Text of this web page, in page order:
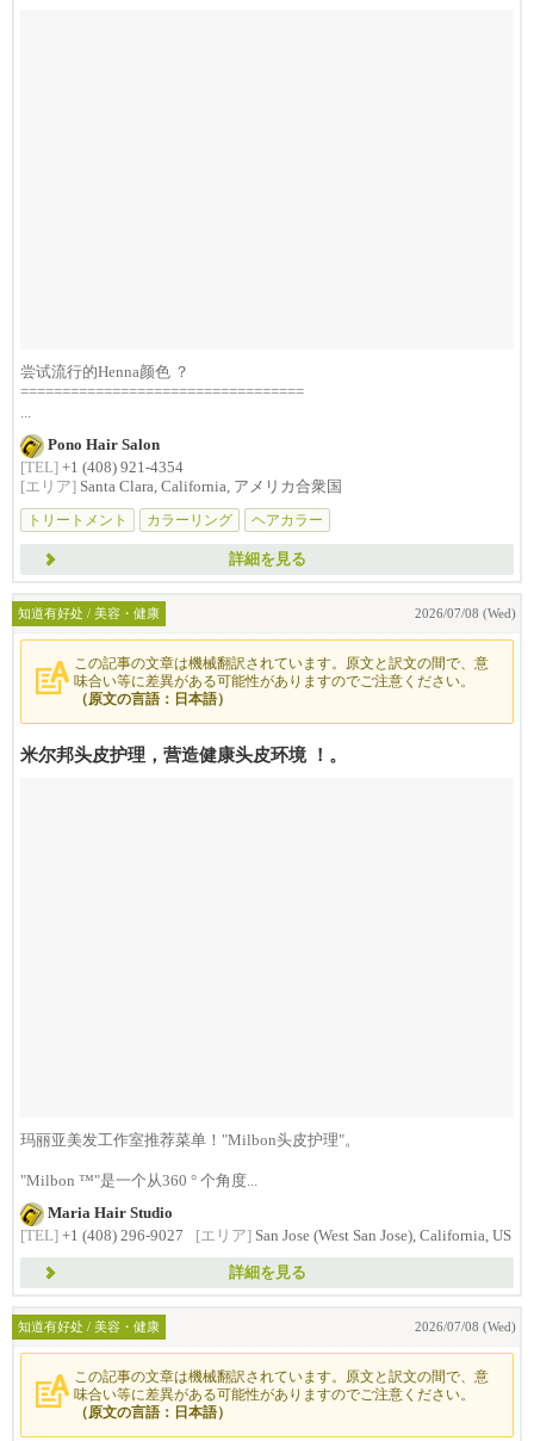
尝试流行的Henna颜色 ？
==================================
...
Pono Hair Salon
[TEL] +1 (408) 921-4354
[エリア] Santa Clara, California, アメリカ合衆国
トリートメント
カラーリング ヘアカラー
詳細を見る
知道有好处 / 美容・健康 2026/07/08 (Wed)
この記事の文章は機械翻訳されています。原文と訳文の間で、意
味合い等に差異がある可能性がありますのでご注意ください。
（原文の言語：日本語）
米尔邦头皮护理，营造健康头皮环境 ！。
玛丽亚美发工作室推荐菜单！"Milbon头皮护理"。
"Milbon ™"是一个从360 ° 个角度...
Maria Hair Studio
[TEL] +1 (408) 296-9027 [エリア] San Jose (West San Jose), California, US
詳細を見る
知道有好处 / 美容・健康 2026/07/08 (Wed)
この記事の文章は機械翻訳されています。原文と訳文の間で、意
味合い等に差異がある可能性がありますのでご注意ください。
（原文の言語：日本語）